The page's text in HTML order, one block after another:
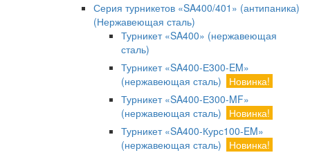
Серия турникетов «SA400/401» (антипаника)
(Нержавеющая сталь)
Турникет «SA400» (нержавеющая
сталь)
Турникет «SA400-Е300-EM»
(нержавеющая сталь)
Новинка!
Турникет «SA400-Е300-MF»
(нержавеющая сталь)
Новинка!
Турникет «SA400-Курс100-EM»
(нержавеющая сталь)
Новинка!